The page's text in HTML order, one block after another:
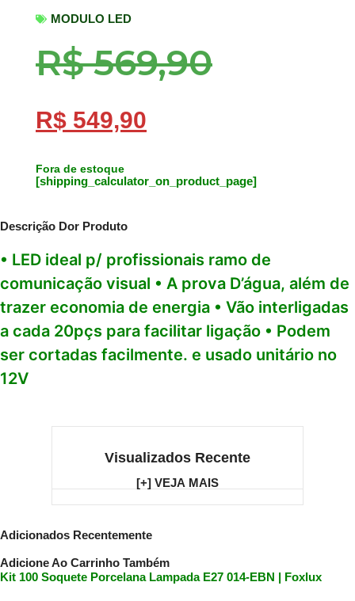
MODULO LED
R$569,90
R$ 549,90
Fora de estoque
[shipping_calculator_on_product_page]
Descrição Dor Produto
• LED ideal p/ profissionais ramo de
comunicação visual • A prova D’água, além de
trazer economia de energia • Vão interligadas
a cada 20pçs para facilitar ligação • Podem
ser cortadas facilmente. e usado unitário no
12V
Visualizados Recente
[+] VEJA MAIS
Adicionados Recentemente
Adicione Ao Carrinho Também
Kit 100 Soquete Porcelana Lampada E27 014-EBN | Foxlux